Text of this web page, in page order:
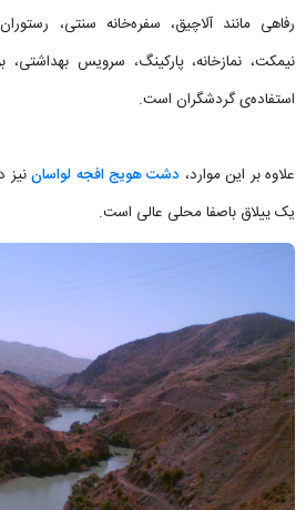
رفاهی مانند آلاچیق، سفره‌خانه سنتی،
نیمکت، نمازخانه، پارکینگ، سرویس بهداشتی،
استفاده‌ی گردشگران است.
علاوه بر این موارد، دشت هویج افجه لواساننیز
یک ییلاق باصفا محلی عالی است.